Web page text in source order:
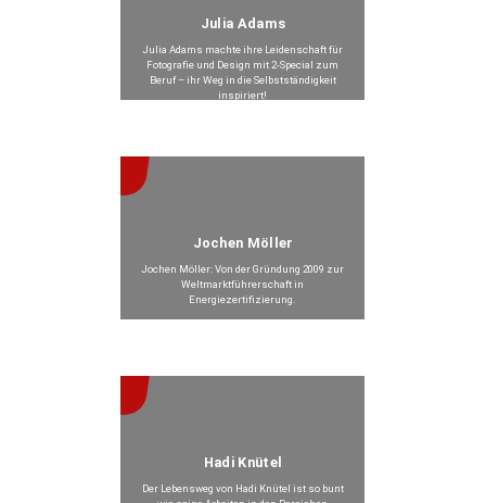
Julia Adams
Julia Adams machte ihre Leidenschaft für
Fotografie und Design mit 2-Special zum
Beruf – ihr Weg in die Selbstständigkeit
inspiriert!
Jochen Möller
Jochen Möller: Von der Gründung 2009 zur
Weltmarktführerschaft in
Energiezertifizierung.
Hadi Knütel
Der Lebensweg von Hadi Knütel ist so bunt